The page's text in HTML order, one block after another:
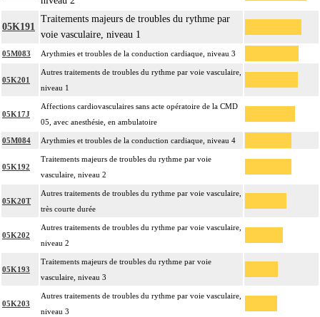
05K191
Traitements majeurs de troubles du rythme par
voie vasculaire, niveau 1
05M083 Arythmies et troubles de la conduction cardiaque, niveau 3
05K201
Autres traitements de troubles du rythme par voie vasculaire,
niveau 1
05K17J
Affections cardiovasculaires sans acte opératoire de la CMD
05, avec anesthésie, en ambulatoire
05M084 Arythmies et troubles de la conduction cardiaque, niveau 4
05K192
Traitements majeurs de troubles du rythme par voie
vasculaire, niveau 2
05K20T
Autres traitements de troubles du rythme par voie vasculaire,
très courte durée
05K202
Autres traitements de troubles du rythme par voie vasculaire,
niveau 2
05K193
Traitements majeurs de troubles du rythme par voie
vasculaire, niveau 3
05K203
Autres traitements de troubles du rythme par voie vasculaire,
niveau 3